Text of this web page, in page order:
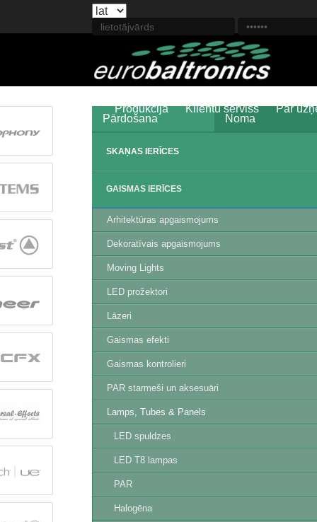
Produkcija Klientu serviss
Par
Pārdošana
Noma
SKAŅAS IERĪCES
GAISMAS IERĪCES
Arhitektūras apgaismojums
Dekoratīvais apgaismojums
Moving Lights
LED prožektori
Lāzeri
Gaismas efekti
Gaismas kontrolieri
PAR starmeši un aksesuāri
Lamps, Tubes & Panels
LED spuldzes
LED T8 lampas
PAR
Halogēna